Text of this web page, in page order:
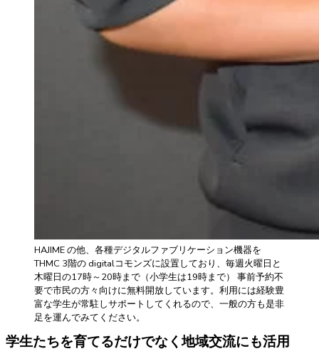
HAJIME の他、各種デジタルファブリケーション機器を
THMC 3階の digitalコモンズに設置しており、毎週火曜日と
木曜日の17時～20時まで（小学生は19時まで） 事前予約不
要で市民の方々向けに無料開放しています。利用には経験豊
富な学生が常駐しサポートしてくれるので、一般の方も是非
足を運んでみてください。
学生たちを育てるだけでなく地域交流にも活用